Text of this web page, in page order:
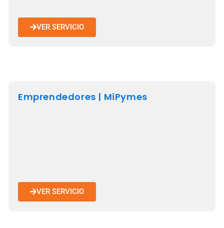
VER SERVICIO
Emprendedores | MiPymes
VER SERVICIO